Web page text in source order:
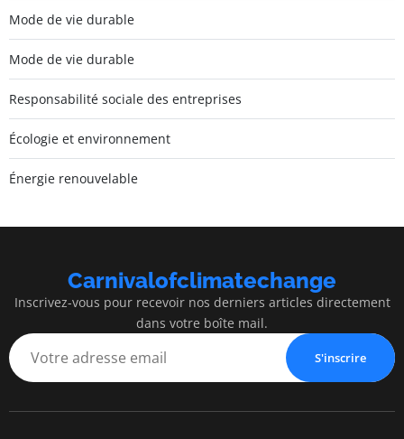
Mode de vie durable
Mode de vie durable
Responsabilité sociale des entreprises
Écologie et environnement
Énergie renouvelable
Carnivalofclimatechange
Inscrivez-vous pour recevoir nos derniers articles directement
dans votre boîte mail.
S'inscrire